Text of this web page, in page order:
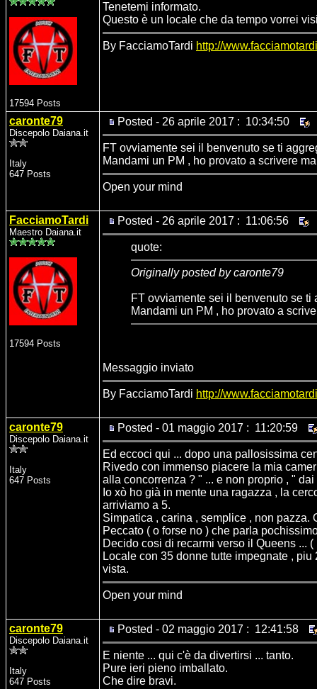
17594 Posts
Tenetemi informato.
Questo è un locale che da tempo vorrei
By FacciamoTardi http://
caronte79
Discepolo Daiana.it
Italy
647 Posts
Posted - 26 aprile 2017 : 10:34:50
FT ovviamente sei il benvenuto se ti
Mandami un PM , ho provato a scrivere
Open your mind
FacciamoTardi
Maestro Daiana.it
17594 Posts
Posted - 26 aprile 2017 : 11:06:56
quote:
Originally posted by caronte79
FT ovviamente sei il benvenuto se ti
Mandami un PM , ho provato a
Messaggio inviato
By FacciamoTardi http://
caronte79
Discepolo Daiana.it
Italy
647 Posts
Posted - 01 maggio 2017 : 11:20:59
Ed eccoci qui ... dopo una pallosissima
Rivedo con immenso piacere la mia
alla concorrenza ? " ... e non proprio , "
Io xò ho già in mente una ragazza , la
arriviamo a 5.
Simpatica , carina , semplice , non
Peccato ( o forse no ) che parla
Decido cosi di recarmi verso il Queens ...
Locale con 35 donne tutte impegnate ,
vista.
Open your mind
caronte79
Discepolo Daiana.it
Italy
647 Posts
Posted - 02 maggio 2017 : 12:41:58
E niente ... qui c'è da divertirsi ... tanto.
Pure ieri pieno imballato.
Che dire bravi.